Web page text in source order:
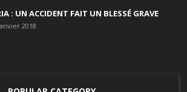
: UN ACCIDENT FAIT UN BLESSÉ GRAVE
2018